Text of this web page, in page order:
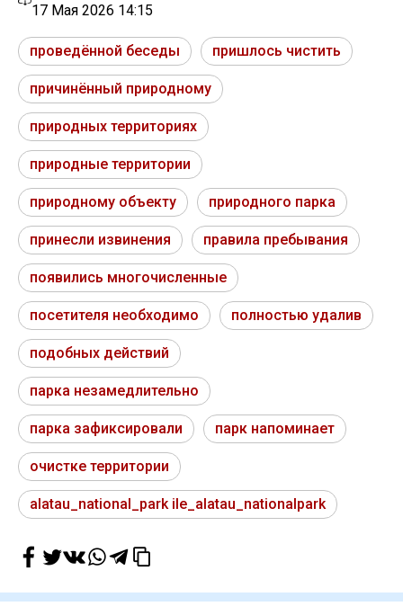
17 Мая 2026 14:15
проведённой беседы пришлось чистить
причинённый природному
природных территориях
природные территории
природному объекту природного парка
принесли извинения правила пребывания
появились многочисленные
посетителя необходимо полностью удалив
подобных действий
парка незамедлительно
парка зафиксировали парк напоминает
очистке территории
alatau_national_park ile_alatau_nationalpark